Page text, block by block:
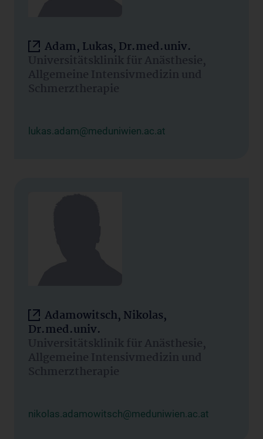
Adam, Lukas, Dr.med.univ.
Universitätsklinik für Anästhesie,
Allgemeine Intensivmedizin und
Schmerztherapie
lukas.adam@meduniwien.ac.at
Adamowitsch, Nikolas,
Dr.med.univ.
Universitätsklinik für Anästhesie,
Allgemeine Intensivmedizin und
Schmerztherapie
nikolas.adamowitsch@meduniwien.ac.at